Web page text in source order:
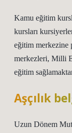
Kamu eğitim
kursları
eğitim merkezine
merkezleri, Milli
eğitim
Aşçılık
Uzun Dönem